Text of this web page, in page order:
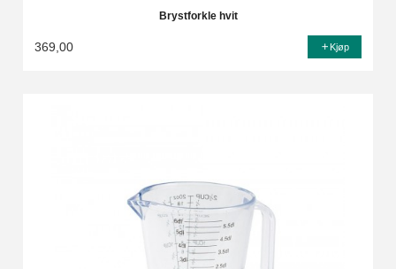
Brystforkle hvit
369,00 Kjøp